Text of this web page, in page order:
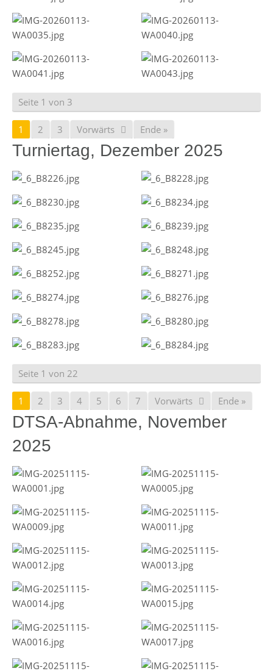
Seite 1 von 3
1 2 3 Vorwärts Ende »
Turniertag, Dezember 2025
Seite 1 von 22
1 2 3 4 5 6 7 Vorwärts Ende »
DTSA-Abnahme, November
2025